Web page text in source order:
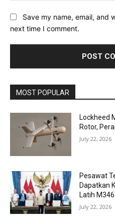
Save my name, email, and
next time I comment.
MOST POPULAR
Lockheed
Rotor,
July 22, 2026
Pesawat
Dapatkan
Latih
July 22, 2026